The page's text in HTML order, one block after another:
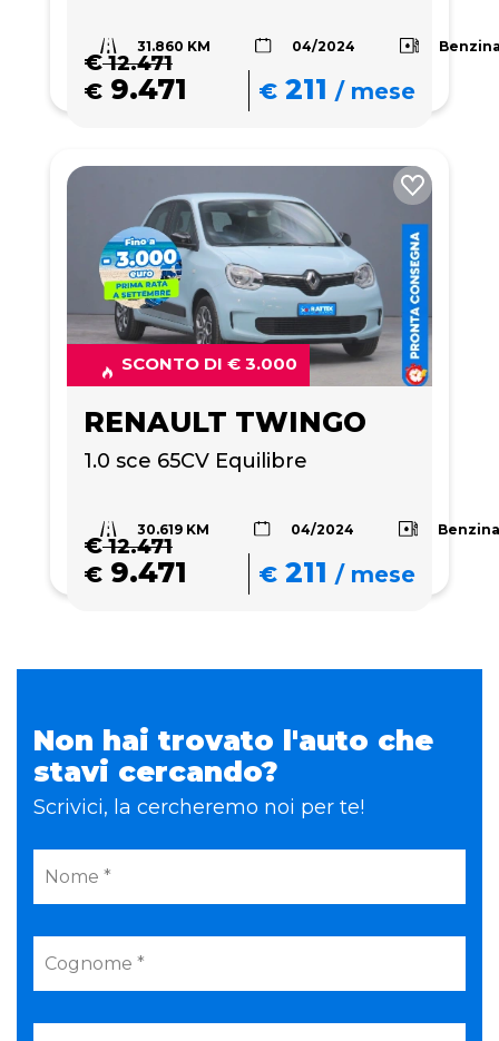
31.860 KM 04/2024
€12.471
€ 9.471 € 211 /mese
SCONTO DI € 3.000
RENAULT TWINGO
1.0 sce 65CV Equilibre
30.619 KM 04/2024
€12.471
€ 9.471 € 211 /mese
Non hai trovato l'auto che
stavi cercando?
Scrivici, la cercheremo noi per te!